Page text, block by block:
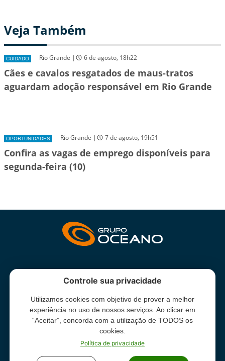
Veja Também
CUIDADO Rio Grande | 6 de agosto, 18h22
Cães e cavalos resgatados de maus-tratos
aguardam adoção responsável em Rio Grande
OPORTUNIDADES Rio Grande | 7 de agosto, 19h51
Confira as vagas de emprego disponíveis para
segunda-feira (10)
INSTITUCIONAL
Grupo Oceano - Todos direitos reservados -
Controle sua privacidade
Utilizamos cookies com objetivo de prover a melhor
experiência no uso de nossos serviços. Ao clicar em
“Aceitar”, concorda com a utilização de TODOS os
cookies.
Política de privacidade